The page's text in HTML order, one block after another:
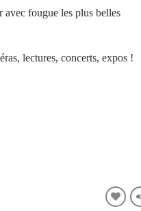
avec fougue les plus belles
lectures, concerts, expos !